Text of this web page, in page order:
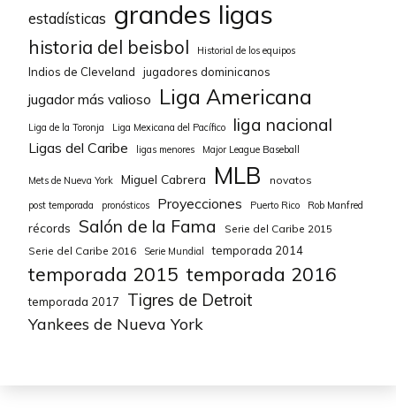
estadísticas grandes ligas
historia del beisbol Historial de los equipos
Indios de Cleveland jugadores dominicanos
jugador más valioso Liga Americana
Liga de la Toronja Liga Mexicana del Pacífico liga nacional
Ligas del Caribe ligas menores Major League Baseball
Mets de Nueva York Miguel Cabrera MLB novatos
post temporada pronósticos Proyecciones Puerto Rico Rob Manfred
récords Salón de la Fama
Serie del Caribe 2015
Serie del Caribe 2016
Serie Mundial temporada 2014
temporada 2015 temporada 2016
temporada 2017
Tigres de Detroit
Yankees de Nueva York